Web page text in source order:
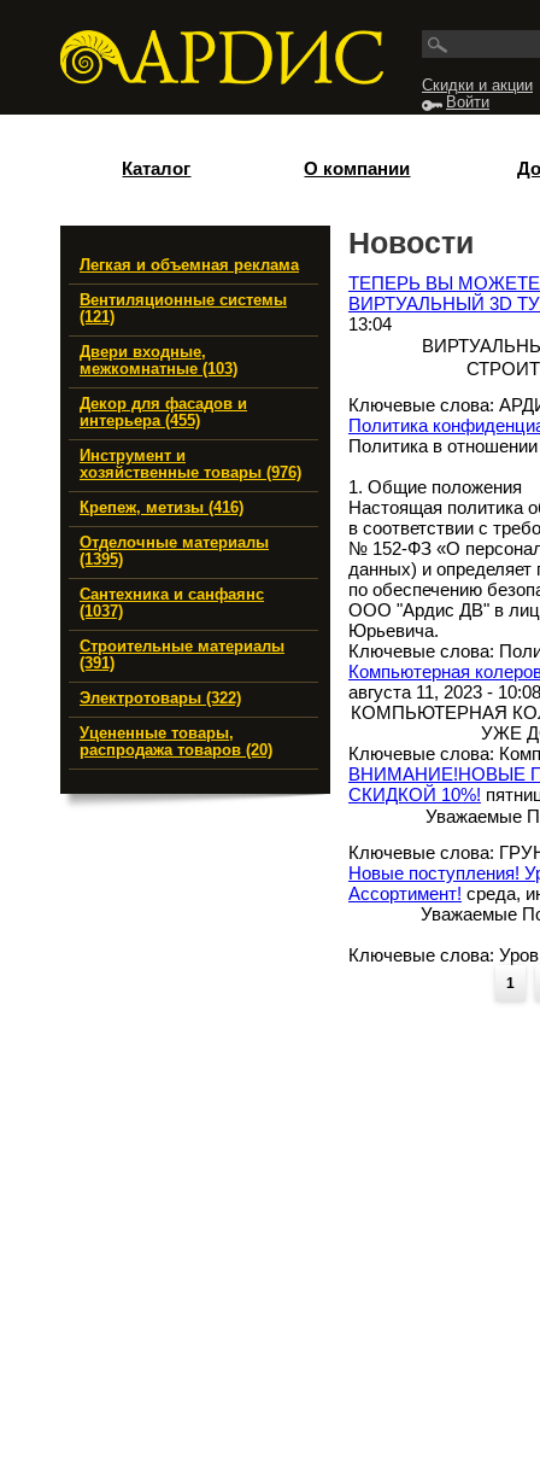
Скидки и акции
Войти
Каталог О компании
Легкая и объемная реклама
Вентиляционные системы
(121)
Двери входные,
межкомнатные (103)
Декор для фасадов и
интерьера (455)
Инструмент и
хозяйственные товары (976)
Крепеж, метизы (416)
Отделочные материалы
(1395)
Сантехника и санфаянс
(1037)
Строительные материалы
(391)
Электротовары (322)
Уцененные товары,
распродажа товаров (20)
Новости
ТЕПЕРЬ ВЫ
ВИРТУАЛЬНЫЙ 3D
13:04
Ключевые слова:
Политика
Политика в
1. Общие положения
Настоящая политика
в соответствии с
№ 152-ФЗ «О
данных) и
по обеспечению
ООО "Ардис ДВ" в лице
Юрьевича.
Ключевые слова:
Компьютерная
августа 11, 2023 - 10:08
КОМПЬЮТЕРНАЯ
УЖЕ
Ключевые слова:
ВНИМАНИЕ!НОВЫЕ
СКИДКОЙ 10%!
Уважаемые
Ключевые слова:
Новые поступления!
Ассортимент! среда,
Уважаемые
Ключевые слова:
1